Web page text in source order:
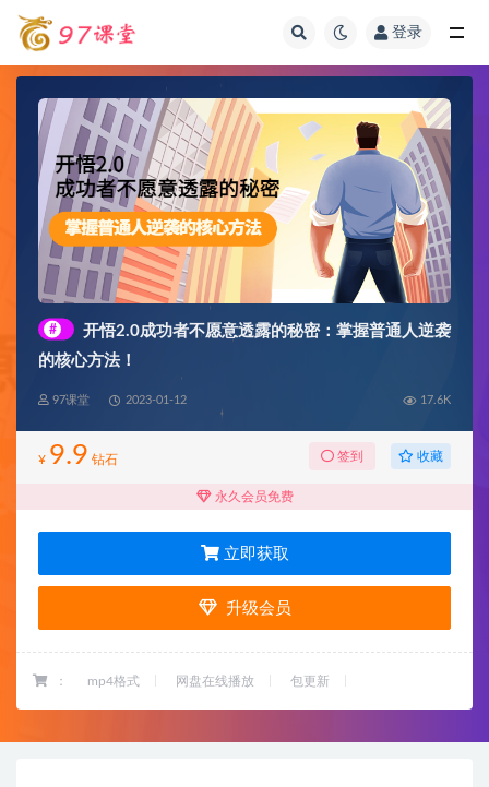
登录
#
开悟2.0成功者不愿意透露的秘密：掌握普通人逆袭
的核心方法！
97课堂 2023-01-12 17.6K
¥ 9.9 钻石 签到 收藏
永久会员免费
立即获取
升级会员
： mp4格式 网盘在线播放 包更新